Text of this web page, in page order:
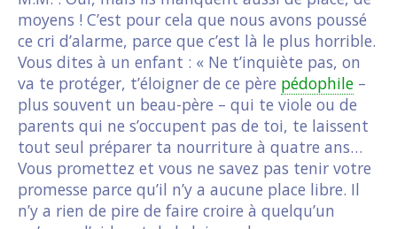
moyens ! C’est pour cela que nous avons poussé
ce cri d’alarme, parce que c’est là le plus horrible.
Vous dites à un enfant : « Ne t’inquiète pas, on
va te protéger, t’éloigner de ce père pédophile –
plus souvent un beau-père – qui te viole ou de
parents qui ne s’occupent pas de toi, te laissent
tout seul préparer ta nourriture à quatre ans…
Vous promettez et vous ne savez pas tenir votre
promesse parce qu’il n’y a aucune place libre. Il
n’y a rien de pire de faire croire à quelqu’un